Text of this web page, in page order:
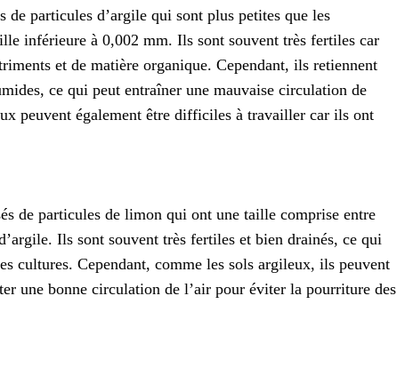
de particules d’argile qui sont plus petites que les
inférieure à 0,002 mm. Ils sont souvent très fertiles car
et de matière organique. Cependant, ils retiennent
ce qui peut entraîner une mauvaise circulation de
peuvent également être difficiles à travailler car ils ont
de particules de limon qui ont une taille comprise entre
Ils sont souvent très fertiles et bien drainés, ce qui
cultures. Cependant, comme les sols argileux, ils peuvent
une bonne circulation de l’air pour éviter la pourriture des